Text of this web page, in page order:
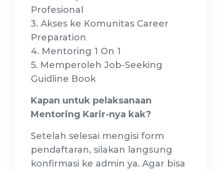
Profesional
3. Akses ke Komunitas Career
Preparation
4. Mentoring 1 On 1
5. Memperoleh Job-Seeking
Guidline Book
Kapan untuk pelaksanaan
Mentoring Karir-nya kak?
Setelah selesai mengisi form
pendaftaran, silakan langsung
konfirmasi ke admin ya. Agar bisa